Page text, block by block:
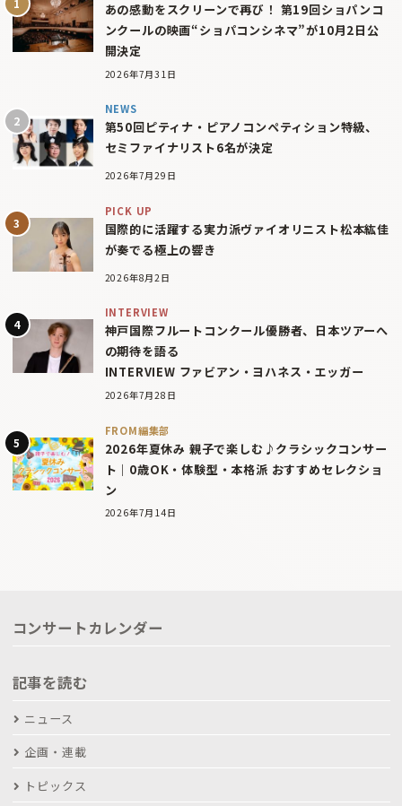
あの感動をスクリーンで再び！ 第19回ショパンコ
ンクールの映画“ショパコンシネマ”が10月2日公
開決定
2026年7月31日
NEWS
第50回ピティナ・ピアノコンペティション特級、
セミファイナリスト6名が決定
2026年7月29日
PICK UP
国際的に活躍する実力派ヴァイオリニスト松本紘佳
が奏でる極上の響き
2026年8月2日
INTERVIEW
神戸国際フルートコンクール優勝者、日本ツアーへ
の期待を語る
INTERVIEW ファビアン・ヨハネス・エッガー
2026年7月28日
FROM編集部
2026年夏休み 親子で楽しむ♪クラシックコンサー
ト｜0歳OK・体験型・本格派 おすすめセレクショ
ン
2026年7月14日
コンサートカレンダー
記事を読む
ニュース
企画・連載
トピックス